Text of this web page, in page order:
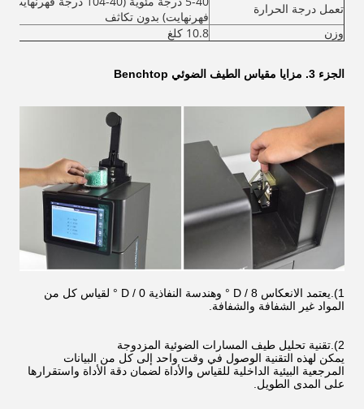
تعمل درجة الحرارة
فهرنهايت) بدون تكاثف
وزن
10.8 كلغ
الجزء 3. مزايا مقياس الطيف الضوئي Benchtop
1).يعتمد الانعكاس D / 8 ° وهندسة النفاذية D / 0 ° لقياس كل من
المواد غير الشفافة والشفافة.
2).تقنية تحليل طيف المسارات الضوئية المزدوجة
يمكن لهذه التقنية الوصول في وقت واحد إلى كل من البيانات
المرجعية البيئية الداخلية للقياس والأداة لضمان دقة الأداة واستقرارها
على المدى الطويل.